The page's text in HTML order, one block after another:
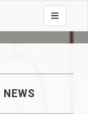
Toggle
NEWS